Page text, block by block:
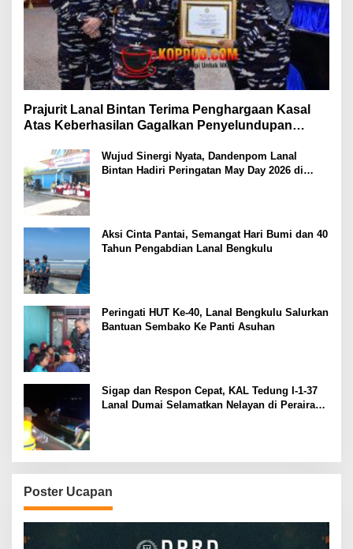
Prajurit Lanal Bintan Terima Penghargaan Kasal
Atas Keberhasilan Gagalkan Penyelundupan
Wujud Sinergi Nyata, Dandenpom Lanal
Bintan Hadiri Peringatan May Day 2026 di
Aksi Cinta Pantai, Semangat Hari Bumi dan 40
Tahun Pengabdian Lanal Bengkulu
Peringati HUT Ke-40, Lanal Bengkulu Salurkan
Bantuan Sembako Ke Panti Asuhan
Sigap dan Respon Cepat, KAL Tedung I-1-37
Lanal Dumai Selamatkan Nelayan di Perairan
Poster Ucapan